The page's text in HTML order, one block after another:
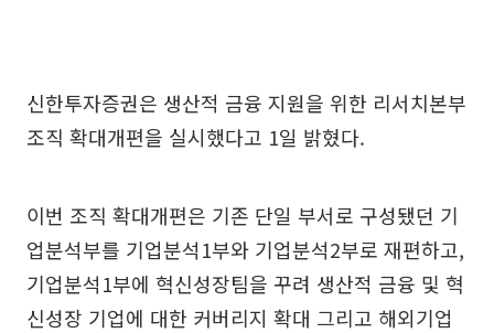
신한투자증권은 생산적 금융 지원을 위한 리서치본부
조직 확대개편을 실시했다고 1일 밝혔다.
이번 조직 확대개편은 기존 단일 부서로 구성됐던 기
업분석부를 기업분석1부와 기업분석2부로 재편하고,
기업분석1부에 혁신성장팀을 꾸려 생산적 금융 및 혁
신성장 기업에 대한 커버리지 확대 그리고 해외기업